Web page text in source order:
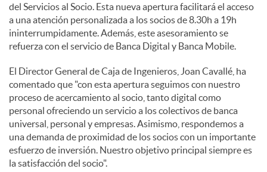
del Servicios al Socio. Esta nueva apertura facilitará el acceso
a una atención personalizada a los socios de 8.30h a 19h
ininterrumpidamente. Además, este asesoramiento se
refuerza con el servicio de Banca Digital y Banca Mobile.
El Director General de Caja de Ingenieros, Joan Cavallé, ha
comentado que "con esta apertura seguimos con nuestro
proceso de acercamiento al socio, tanto digital como
personal ofreciendo un servicio a los colectivos de banca
universal, personal y empresas. Asimismo, respondemos a
una demanda de proximidad de los socios con un importante
esfuerzo de inversión. Nuestro objetivo principal siempre es
la satisfacción del socio".